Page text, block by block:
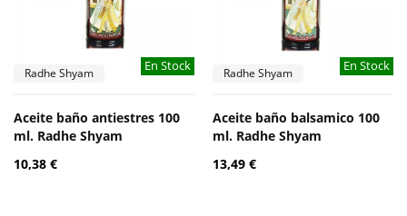
En Stock
Radhe Shyam
Aceite baño antiestres 100
ml. Radhe Shyam
10,38 €
En Stock
Radhe Shyam
Aceite baño balsamico 100
ml. Radhe Shyam
13,49 €